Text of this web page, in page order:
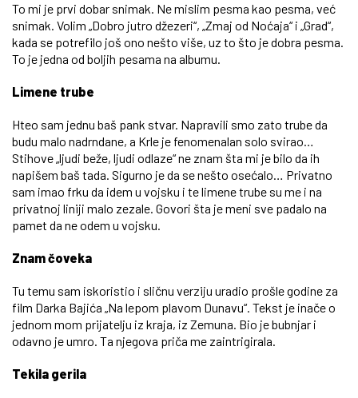
To mi je prvi dobar snimak. Ne mislim pesma kao pesma, već
snimak. Volim „Dobro jutro džezeri“, „Zmaj od Noćaja“ i „Grad“,
kada se potrefilo još ono nešto više, uz to što je dobra pesma.
To je jedna od boljih pesama na albumu.
Limene trube
Hteo sam jednu baš pank stvar. Napravili smo zato trube da
budu malo nadrndane, a Krle je fenomenalan solo svirao…
Stihove „ljudi beže, ljudi odlaze“ ne znam šta mi je bilo da ih
napišem baš tada. Sigurno je da se nešto osećalo… Privatno
sam imao frku da idem u vojsku i te limene trube su me i na
privatnoj liniji malo zezale. Govori šta je meni sve padalo na
pamet da ne odem u vojsku.
Znam čoveka
Tu temu sam iskoristio i sličnu verziju uradio prošle godine za
film Darka Bajića „Na lepom plavom Dunavu“. Tekst je inače o
jednom mom prijatelju iz kraja, iz Zemuna. Bio je bubnjar i
odavno je umro. Ta njegova priča me zaintrigirala.
Tekila gerila